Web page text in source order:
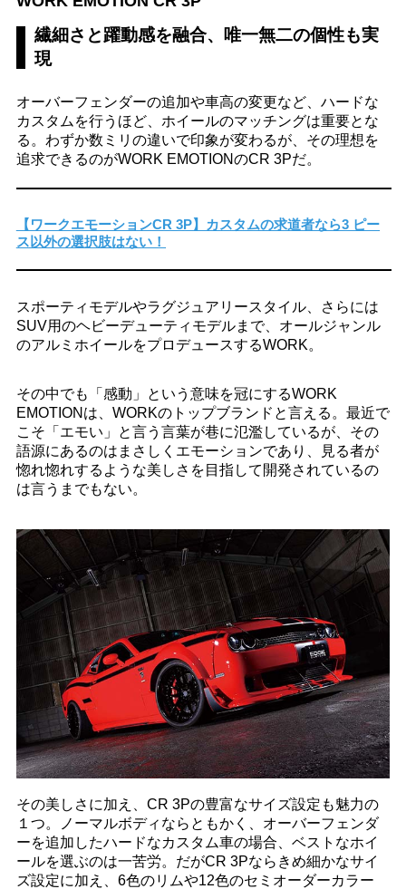
繊細さと躍動感を融合、唯一無二の個性も実
現
オーバーフェンダーの追加や車高の変更など、ハードな
カスタムを行うほど、ホイールのマッチングは重要とな
る。わずか数ミリの違いで印象が変わるが、その理想を
追求できるのがWORK EMOTIONのCR 3Pだ。
【ワークエモーションCR 3P】カスタムの求道者なら3 ピー
ス以外の選択肢はない！
スポーティモデルやラグジュアリースタイル、さらには
SUV用のヘビーデューティモデルまで、オールジャンル
のアルミホイールをプロデュースするWORK。
その中でも「感動」という意味を冠にするWORK
EMOTIONは、WORKのトップブランドと言える。最近で
こそ「エモい」と言う言葉が巷に氾濫しているが、その
語源にあるのはまさしくエモーションであり、見る者が
惚れ惚れするような美しさを目指して開発されているの
は言うまでもない。
その美しさに加え、CR 3Pの豊富なサイズ設定も魅力の
１つ。ノーマルボディならともかく、オーバーフェンダ
ーを追加したハードなカスタム車の場合、ベストなホイ
ールを選ぶのは一苦労。だがCR 3Pならきめ細かなサイ
ズ設定に加え、6色のリムや12色のセミオーダーカラー